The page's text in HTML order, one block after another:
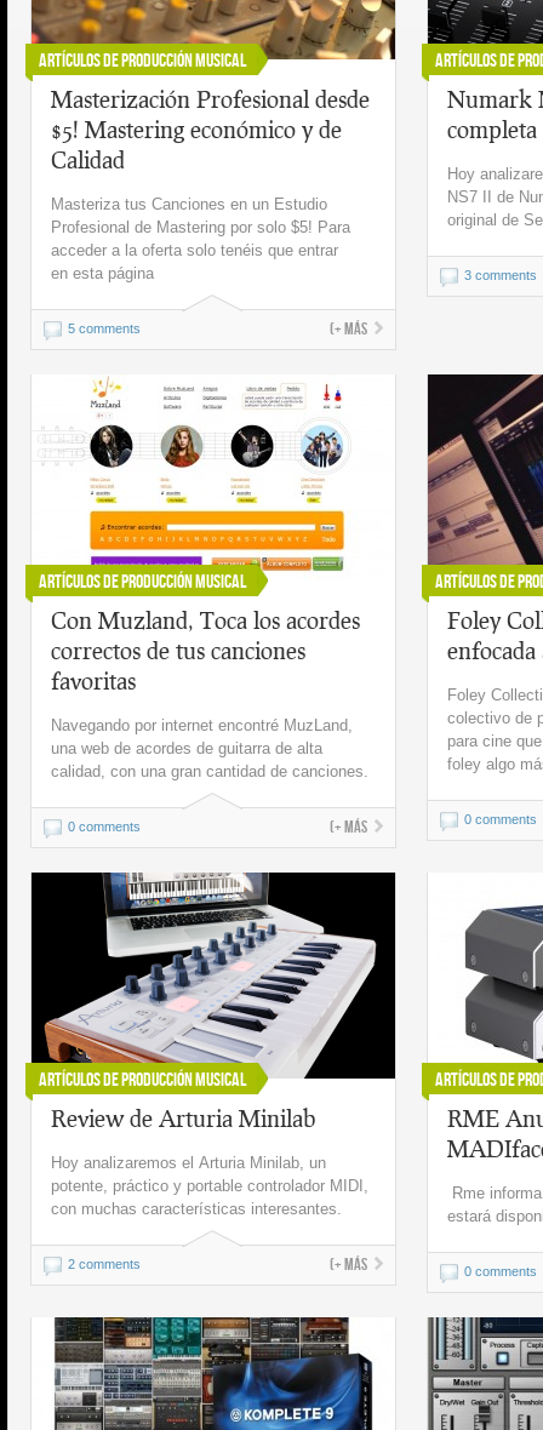
Artículos de Producción Musical
Masterización Profesional desde
$5! Mastering económico y de
Calidad
Masteriza tus Canciones en un Estudio
Profesional de Mastering por solo $5! Para
acceder a la oferta solo tenéis que entrar
en esta página
5 comments (+ más
Artículos de
Numark
completa
Hoy
NS7 II de
original de
3 comments
Artículos de Producción Musical
Con Muzland, Toca los acordes
correctos de tus canciones
favoritas
Navegando por internet encontré MuzLand,
una web de acordes de guitarra de alta
calidad, con una gran cantidad de canciones.
0 comments (+ más
Artículos de
Foley
Foley
colectivo de
para cine
foley algo
0 comments
Artículos de Producción Musical
Review de Arturia Minilab
Hoy analizaremos el Arturia Minilab, un
potente, práctico y portable controlador MIDI,
con muchas características interesantes.
2 comments (+ más
Artículos de
RME
Rme
estará
0 comments